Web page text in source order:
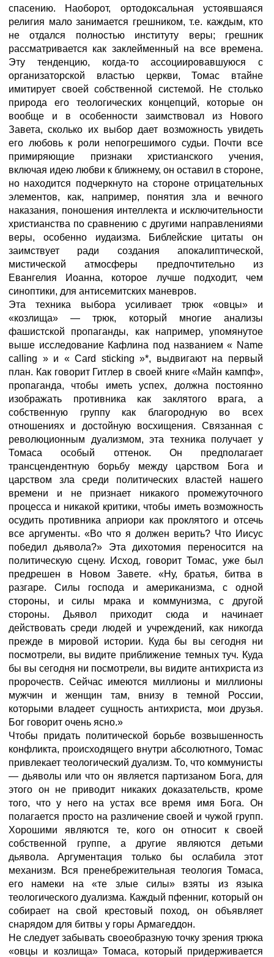
спасению. Наоборот, ортодоксальная устоявшаяся
религия мало занимается грешником, т.е. каждым, кто
не отдался полностью институту веры; грешник
рассматривается как заклейменный на все времена.
Эту тенденцию, когда-то ассоциировавшуюся с
организаторской властью церкви, Томас втайне
имитирует своей собственной системой. Не столько
природа его теологических концепций, которые он
вообще и в особенности заимствовал из Нового
Завета, сколько их выбор дает возможность увидеть
его любовь к роли непогрешимого судьи. Почти все
примиряющие признаки христианского учения,
включая идею любви к ближнему, он оставил в стороне,
но находится подчеркнуто на стороне отрицательных
элементов, как, например, понятия зла и вечного
наказания, поношения интеллекта и исключительности
христианства по сравнению с другими направлениями
веры, особенно иудаизма. Библейские цитаты он
заимствует ради создания апокалиптической,
мистической атмосферы предпочтительно из
Евангелия Иоанна, которое лучше подходит, чем
синоптики, для антисемитских маневров.
Эта техника выбора усиливает трюк «овцы» и
«козлища» — трюк, который многие анализы
фашистской пропаганды, как например, упомянутое
выше исследование Кафлина под названием « Name
calling » и « Card sticking »*, выдвигают на первый
план. Как говорит Гитлер в своей книге «Майн кампф»,
пропаганда, чтобы иметь успех, должна постоянно
изображать противника как заклятого врага, а
собственную группу как благородную во всех
отношениях и достойную восхищения. Связанная с
революционным дуализмом, эта техника получает у
Томаса особый оттенок. Он предполагает
трансцендентную борьбу между царством Бога и
царством зла среди политических властей нашего
времени и не признает никакого промежуточного
процесса и никакой критики, чтобы иметь возможность
осудить противника априори как проклятого и отсечь
все аргументы. «Во что я должен верить? Что Иисус
победил дьявола?» Эта дихотомия переносится на
политическую сцену. Исход, говорит Томас, уже был
предрешен в Новом Завете. «Ну, братья, битва в
разгаре. Силы господа и американизма, с одной
стороны, и силы мрака и коммунизма, с другой
стороны. Дьявол приходит сюда и начинает
действовать среди людей и учреждений, как никогда
прежде в мировой истории. Куда бы вы сегодня ни
посмотрели, вы видите приближение темных туч. Куда
бы вы сегодня ни посмотрели, вы видите антихриста из
пророчеств. Сейчас имеются миллионы и миллионы
мужчин и женщин там, внизу в темной России,
которыми владеет сущность антихриста, мои друзья.
Бог говорит очень ясно.»
Чтобы придать политической борьбе возвышенность
конфликта, происходящего внутри абсолютного, Томас
привлекает теологический дуализм. То, что коммунисты
— дьяволы или что он является партизаном Бога, для
этого он не приводит никаких доказательств, кроме
того, что у него на устах все время имя Бога. Он
полагается просто на различение своей и чужой групп.
Хорошими являются те, кого он относит к своей
собственной группе, а другие являются детьми
дьявола. Аргументация только бы ослабила этот
механизм. Вся пренебрежительная теология Томаса,
его намеки на «те злые силы» взяты из языка
теологического дуализма. Каждый пфенниг, который он
собирает на свой крестовый поход, он объявляет
снарядом для битвы у горы Армагеддон.
Не следует забывать своеобразную точку зрения трюка
«овцы и козлища» Томаса, который придерживается